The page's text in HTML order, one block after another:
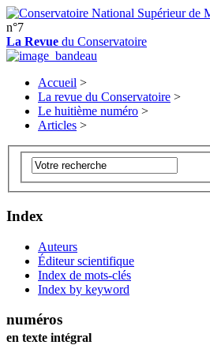
n°7
La Revue du Conservatoire
Accueil >
La revue du Conservatoire >
Le huitième numéro >
Articles >
Index
Auteurs
Éditeur scientifique
Index de mots-clés
Index by keyword
numéros
en texte intégral